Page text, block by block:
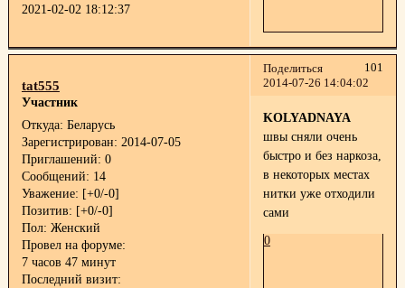
2021-02-02 18:12:37
Поделиться
101
2014-07-26 14:04:02
tat555
Участник
Откуда: Беларусь
Зарегистрирован: 2014-07-05
Приглашений: 0
Сообщений: 14
Уважение: [+0/-0]
Позитив: [+0/-0]
Пол: Женский
Провел на форуме:
7 часов 47 минут
Последний визит:
KOLYADNAYA
швы сняли очень
быстро и без наркоза,
в некоторых местах
нитки уже отходили
сами
0